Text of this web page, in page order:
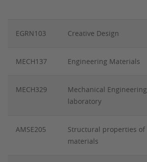
EGRN103 Creative Design
MECH137 Engineering Materials
MECH329
Mechanical Engineering
laboratory
AMSE205
Structural properties of
materials